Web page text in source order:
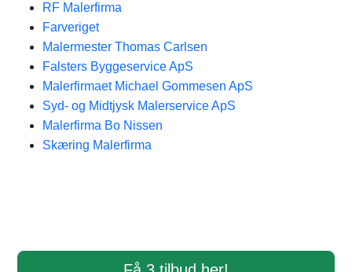
RF Malerfirma
Farveriget
Malermester Thomas Carlsen
Falsters Byggeservice ApS
Malerfirmaet Michael Gommesen ApS
Syd- og Midtjysk Malerservice ApS
Malerfirma Bo Nissen
Skæring Malerfirma